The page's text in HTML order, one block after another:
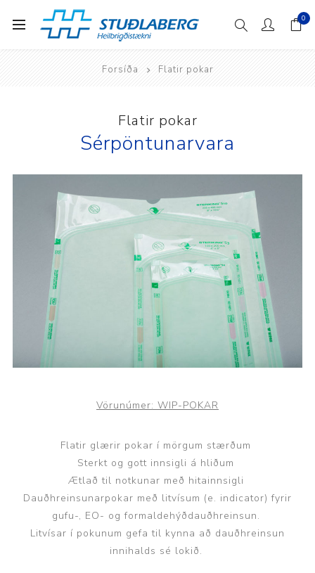
0
Forsíða Flatir pokar
Flatir pokar
Sérpöntunarvara
Vörunúmer: WIP-POKAR
Flatir glærir pokar í mörgum stærðum
Sterkt og gott innsigli á hliðum
Ætlað til notkunar með hitainnsigli
Dauðhreinsunarpokar með litvísum (e. indicator) fyrir
gufu-, EO- og formaldehýðdauðhreinsun.
Litvísar í pokunum gefa til kynna að dauðhreinsun
innihalds sé lokið.